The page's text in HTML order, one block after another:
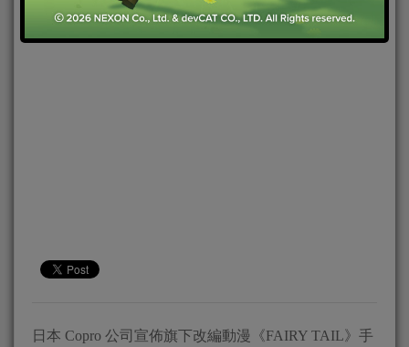
日本 Copro 公司宣佈旗下改編動漫《FAIRY TAIL》手